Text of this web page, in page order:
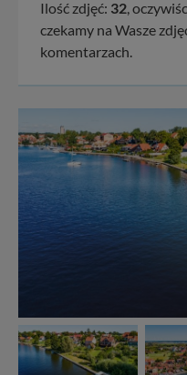
Ilość zdjęć: 32,
czekamy na Wasze
komentarzach.